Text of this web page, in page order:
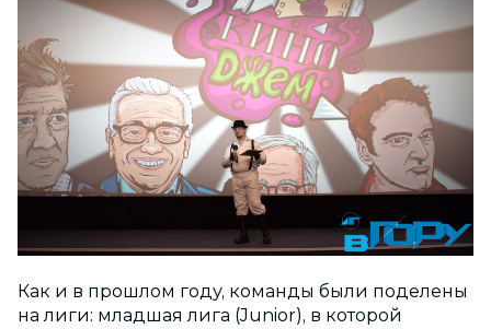
Как и в прошлом году, команды были поделены
на лиги: младшая лига (Junior), в которой